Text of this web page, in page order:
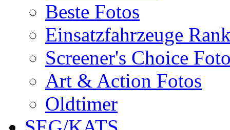
Beste Fotos
Einsatzfahrzeuge
Screener's Choice
Art & Action Fotos
Oldtimer